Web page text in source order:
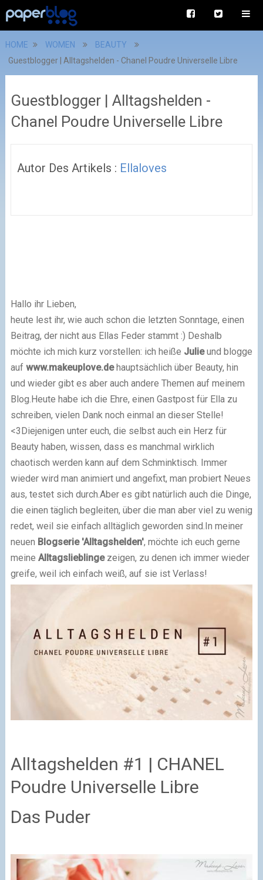
HOME WOMEN
BEAUTY
Guestblogger | Alltagshelden - Chanel Poudre Universelle Libre
Guestblogger | Alltagshelden -
Chanel Poudre Universelle Libre
Autor Des Artikels : Ellaloves
Hallo ihr Lieben,
heute lest ihr, wie auch schon die letzten Sonntage, einen
Beitrag, der nicht aus Ellas Feder stammt :) Deshalb
möchte ich mich kurz vorstellen: ich heiße Julieund blogge
auf www.makeuplove.dehauptsächlich über Beauty, hin
und wieder gibt es aber auch andere Themen auf meinem
Blog.Heute habe ich die Ehre, einen Gastpost für Ella zu
schreiben, vielen Dank noch einmal an dieser Stelle!
<3Diejenigen unter euch, die selbst auch ein Herz für
Beauty haben, wissen, dass es manchmal wirklich
chaotisch werden kann auf dem Schminktisch. Immer
wieder wird man animiert und angefixt, man probiert Neues
aus, testet sich durch.Aber es gibt natürlich auch die Dinge,
die einen täglich begleiten, über die man aber viel zu wenig
redet, weil sie einfach alltäglich geworden sind.In meiner
neuen Blogserie 'Alltagshelden', möchte ich euch gerne
meine Alltagslieblingezeigen, zu denen ich immer wieder
greife, weil ich einfach weiß, auf sie ist Verlass!
Alltagshelden #1 | CHANEL
Poudre Universelle Libre
Das Puder